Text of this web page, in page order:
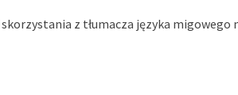
z tłumacza języka migowego